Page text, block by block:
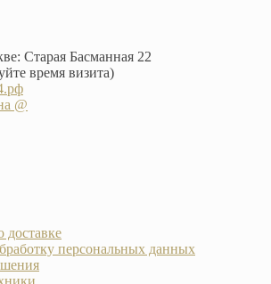
Старая Басманная 22
время визита)
@
персональных данных